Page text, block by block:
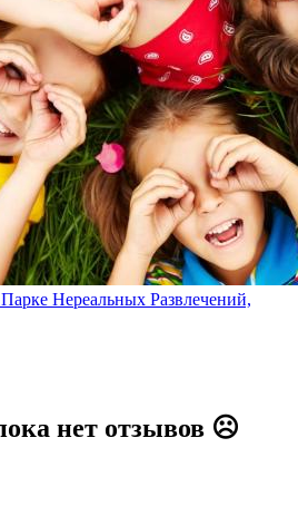
Нереальных Развлечений,
нет отзывов ☹️